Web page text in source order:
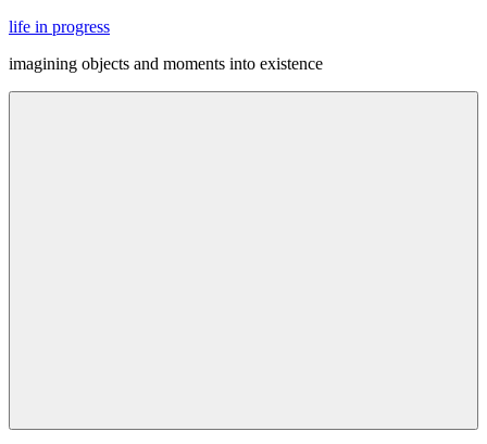
Skip
content
life in progress
imagining objects and moments into existence